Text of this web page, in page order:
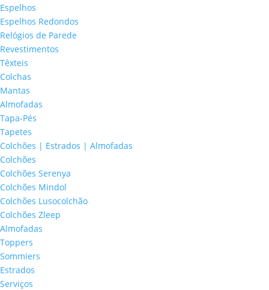
Espelhos
Espelhos Redondos
Relógios de Parede
Revestimentos
Têxteis
Colchas
Mantas
Almofadas
Tapa-Pés
Tapetes
Colchões | Estrados | Almofadas
Colchões
Colchões Serenya
Colchões Mindol
Colchões Lusocolchão
Colchões Zleep
Almofadas
Toppers
Sommiers
Estrados
Serviços